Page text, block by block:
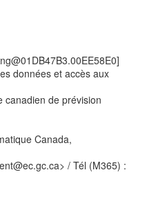
données et accès aux
canadien de prévision
Canada,
/ Tél (M365) :